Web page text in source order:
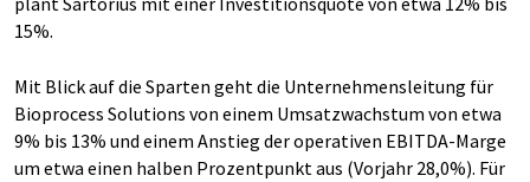
15%.
Mit Blick auf die Sparten geht die Unternehmensleitung für
Bioprocess Solutions von einem Umsatzwachstum von etwa
9% bis 13% und einem Anstieg der operativen EBITDA-Marge
um etwa einen halben Prozentpunkt aus (Vorjahr 28,0%). Für